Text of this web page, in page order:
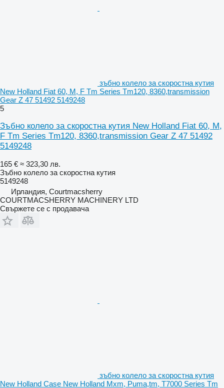
зъбно колело за скоростна кутия
New Holland Fiat 60, M, F Tm Series Tm120, 8360,transmission
Gear Z 47 51492 5149248
5
Зъбно колело за скоростна кутия New Holland Fiat 60, M,
F Tm Series Tm120, 8360,transmission Gear Z 47 51492
5149248
165 € ≈ 323,30 лв.
Зъбно колело за скоростна кутия
5149248
Ирландия, Courtmacsherry
COURTMACSHERRY MACHINERY LTD
Свържете се с продавача
зъбно колело за скоростна кутия
New Holland Case New Holland Mxm, Puma,tm, T7000 Series Tm